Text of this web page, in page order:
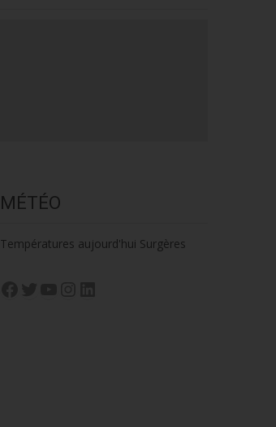
MÉTÉO
Températures aujourd'hui Surgères